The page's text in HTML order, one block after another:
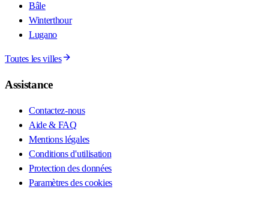
Bâle
Winterthour
Lugano
Toutes les villes
Assistance
Contactez-nous
Aide & FAQ
Mentions légales
Conditions d'utilisation
Protection des données
Paramètres des cookies